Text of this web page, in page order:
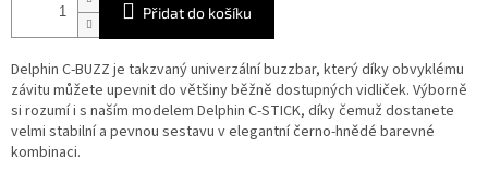
Přidat do košíku
Delphin C-BUZZ je takzvaný univerzální buzzbar, který díky obvyklému
závitu můžete upevnit do většiny běžně dostupných vidliček. Výborně
si rozumí i s naším modelem Delphin C-STICK, díky čemuž dostanete
velmi stabilní a pevnou sestavu v elegantní černo-hnědé barevné
kombinaci.